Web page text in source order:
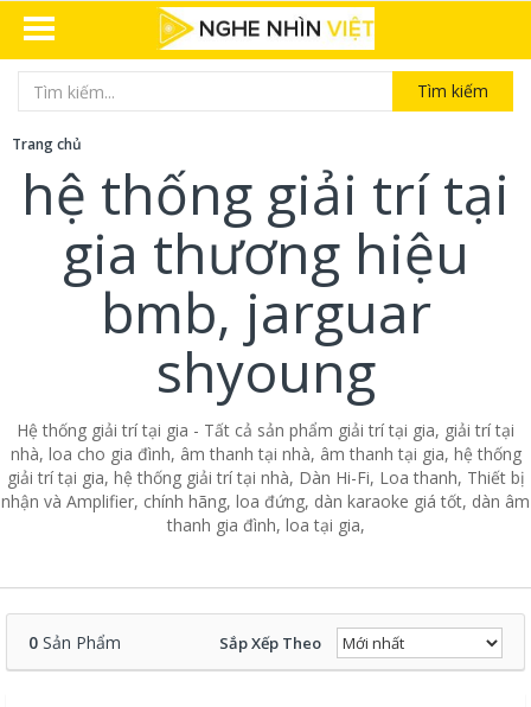
Tìm kiếm
Trang chủ
hệ thống giải trí tại
gia thương hiệu
bmb, jarguar
shyoung
Hệ thống giải trí tại gia - Tất cả sản phẩm giải trí tại gia, giải trí tại
nhà, loa cho gia đình, âm thanh tại nhà, âm thanh tại gia, hệ thống
giải trí tại gia, hệ thống giải trí tại nhà, Dàn Hi-Fi, Loa thanh, Thiết bị
nhận và Amplifier, chính hãng, loa đứng, dàn karaoke giá tốt, dàn âm
thanh gia đình, loa tại gia,
0 Sản Phẩm Sắp Xếp Theo